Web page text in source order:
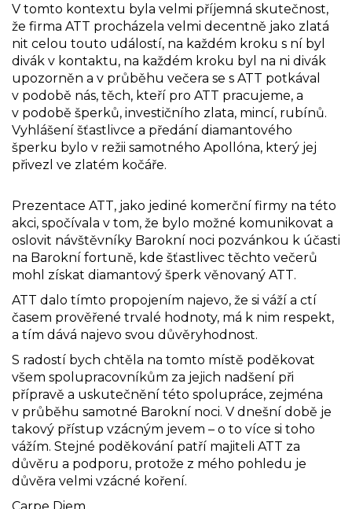
V tomto kontextu byla velmi příjemná skutečnost,
že firma ATT procházela velmi decentně jako zlatá
nit celou touto událostí, na každém kroku s ní byl
divák v kontaktu, na každém kroku byl na ni divák
upozorněn a v průběhu večera se s ATT potkával
v podobě nás, těch, kteří pro ATT pracujeme, a
v podobě šperků, investičního zlata, mincí, rubínů.
Vyhlášení šťastlivce a předání diamantového
šperku bylo v režii samotného Apollóna, který jej
přivezl ve zlatém kočáře.
Prezentace ATT, jako jediné komerční firmy na této
akci, spočívala v tom, že bylo možné komunikovat a
oslovit návštěvníky Barokní noci pozvánkou k účasti
na Barokní fortuně, kde šťastlivec těchto večerů
mohl získat diamantový šperk věnovaný ATT.
ATT dalo tímto propojením najevo, že si váží a ctí
časem prověřené trvalé hodnoty, má k nim respekt,
a tím dává najevo svou důvěryhodnost.
S radostí bych chtěla na tomto místě poděkovat
všem spolupracovníkům za jejich nadšení při
přípravě a uskutečnění této spolupráce, zejména
v průběhu samotné Barokní noci. V dnešní době je
takový přístup vzácným jevem – o to více si toho
vážím. Stejné poděkování patří majiteli ATT za
důvěru a podporu, protože z mého pohledu je
důvěra velmi vzácné koření.
Carpe Diem